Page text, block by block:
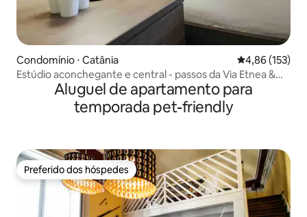
Condomínio ⋅ Catânia 4,86 de uma
4,86 (153)
Estúdio aconchegante e central - passos da Via Etnea &
Aluguel de apartamento para
temporada pet-friendly
Preferido dos hóspedes
Preferido dos hóspedes